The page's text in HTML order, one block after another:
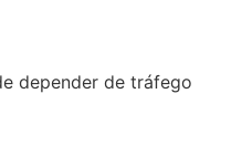
depender de tráfego